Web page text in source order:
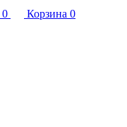
0 Корзина 0